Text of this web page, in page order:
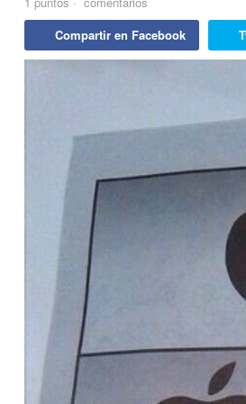
Compartir en Facebook